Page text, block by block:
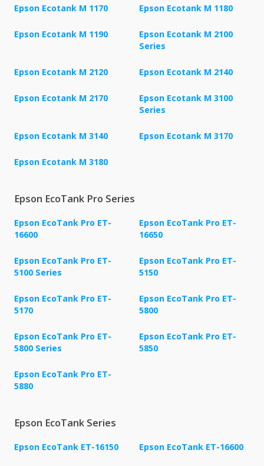
Epson Ecotank M 1170 Epson Ecotank M 1180
Epson Ecotank M 1190
Epson Ecotank M 2100
Series
Epson Ecotank M 2120 Epson Ecotank M 2140
Epson Ecotank M 2170
Epson Ecotank M 3100
Series
Epson Ecotank M 3140 Epson Ecotank M 3170
Epson Ecotank M 3180
Epson EcoTank Pro Series
Epson EcoTank Pro ET-
16600
Epson EcoTank Pro ET-
16650
Epson EcoTank Pro ET-
5100 Series
Epson EcoTank Pro ET-
5150
Epson EcoTank Pro ET-
5170
Epson EcoTank Pro ET-
5800
Epson EcoTank Pro ET-
5800 Series
Epson EcoTank Pro ET-
5850
Epson EcoTank Pro ET-
5880
Epson EcoTank Series
Epson EcoTank ET-16150 Epson EcoTank ET-16600